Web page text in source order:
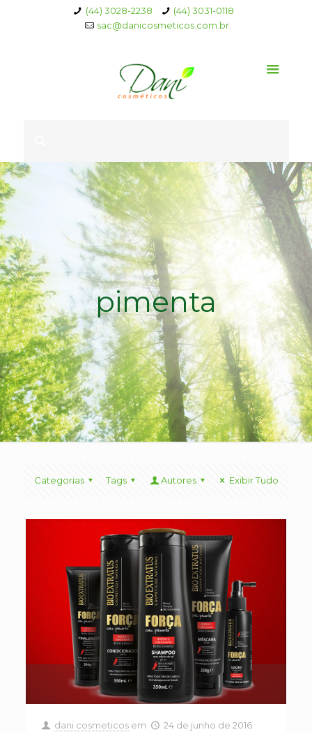
(44) 3028-2238
(44) 3031-0118
sac@danicosmeticos.com.br
pimenta
Categorias Tags Autores Exibir Tudo
dani cosmeticos em 24 de junho de 2016